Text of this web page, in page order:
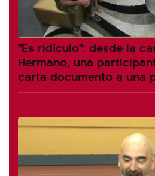
"Es ridículo": desde la
Hermano, una
carta documento a una